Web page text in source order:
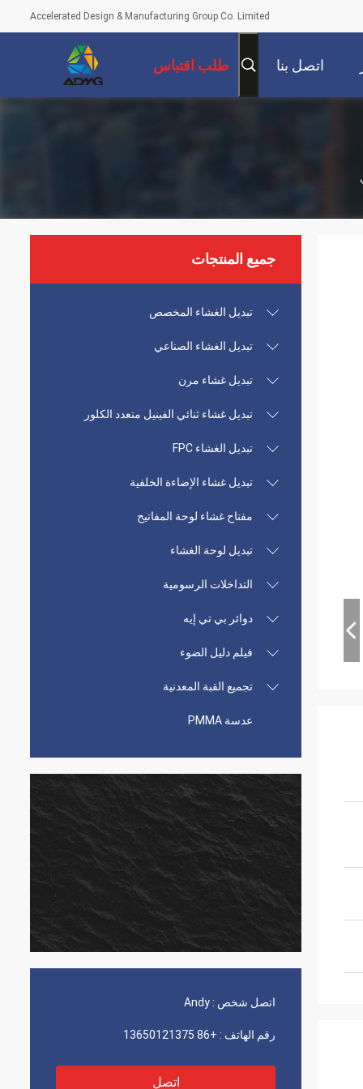
Accelerated Design & Manufacturing Group Co. Limited
اتصل بنا طلب اقتباس
جميع المنتجات
تبديل الغشاء المخصص
تبديل الغشاء الصناعي
تبديل غشاء مرن
تبديل غشاء ثنائي الفينيل متعدد الكلور
تبديل الغشاء FPC
تبديل غشاء الإضاءة الخلفية
مفتاح غشاء لوحة المفاتيح
تبديل لوحة الغشاء
التداخلات الرسومية
دوائر بي تي إيه
فيلم دليل الضوء
تجميع القبة المعدنية
عدسة PMMA
اتصل شخص : Andy
رقم الهاتف : +86 13650121375
اتصل